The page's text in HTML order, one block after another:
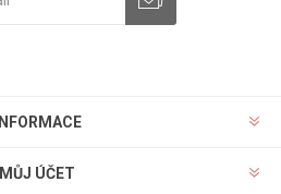
INFORMACE
MŮJ ÚČET